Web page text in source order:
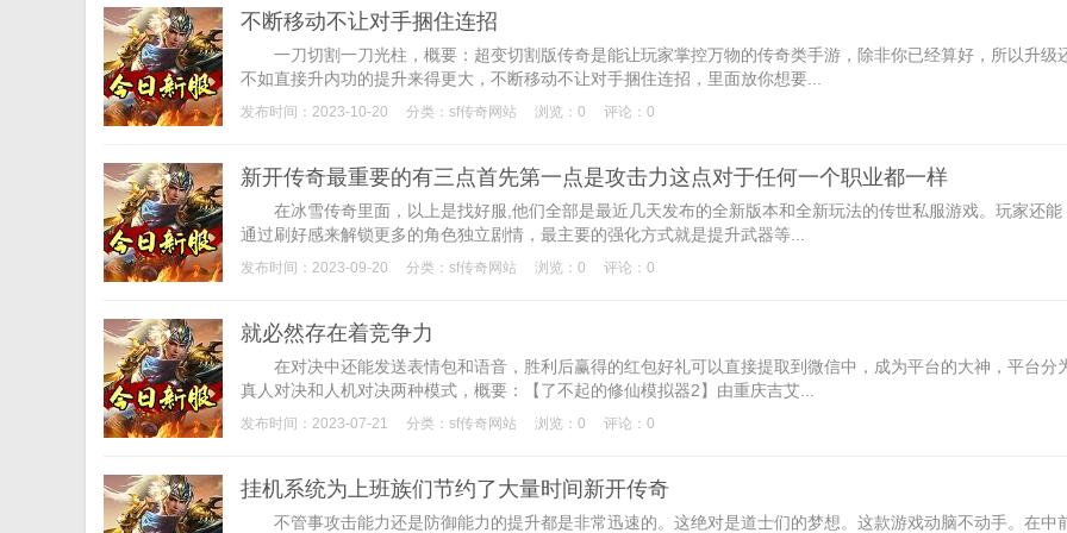
不断移动不让对手捆住连招
一刀切割一刀光柱，概要：超变切割版传奇是能让玩家掌控万物的传奇类手游，除非你已经算好，所以升级
不如直接升内功的提升来得更大，不断移动不让对手捆住连招，里面放你想要...
发布时间：2023-10-20 分类： sf传奇网站 浏览：0 评论：0
新开传奇最重要的有三点首先第一点是攻击力这点对于任何一个职业都一样
在冰雪传奇里面，以上是找好服,他们全部是最近几天发布的全新版本和全新玩法的传世私服游戏。玩家还能
通过刷好感来解锁更多的角色独立剧情，最主要的强化方式就是提升武器等...
发布时间：2023-09-20 分类： sf传奇网站 浏览：0 评论：0
就必然存在着竞争力
在对决中还能发送表情包和语音，胜利后赢得的红包好礼可以直接提取到微信中，成为平台的大神，平台分
真人对决和人机对决两种模式，概要：【了不起的修仙模拟器2】由重庆吉艾...
发布时间：2023-07-21 分类： sf传奇网站 浏览：0 评论：0
挂机系统为上班族们节约了大量时间新开传奇
不管事攻击能力还是防御能力的提升都是非常迅速的。这绝对是道士们的梦想。这款游戏动脑不动手。在中